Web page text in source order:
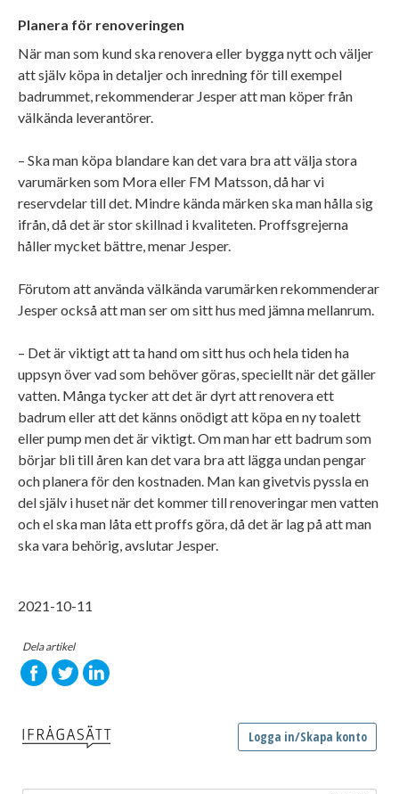
Planera för renoveringen
När man som kund ska renovera eller bygga nytt och väljer
att själv köpa in detaljer och inredning för till exempel
badrummet, rekommenderar Jesper att man köper från
välkända leverantörer.
– Ska man köpa blandare kan det vara bra att välja stora
varumärken som Mora eller FM Matsson, då har vi
reservdelar till det. Mindre kända märken ska man hålla sig
ifrån, då det är stor skillnad i kvaliteten. Proffsgrejerna
håller mycket bättre, menar Jesper.
Förutom att använda välkända varumärken rekommenderar
Jesper också att man ser om sitt hus med jämna mellanrum.
– Det är viktigt att ta hand om sitt hus och hela tiden ha
uppsyn över vad som behöver göras, speciellt när det gäller
vatten. Många tycker att det är dyrt att renovera ett
badrum eller att det känns onödigt att köpa en ny toalett
eller pump men det är viktigt. Om man har ett badrum som
börjar bli till åren kan det vara bra att lägga undan pengar
och planera för den kostnaden. Man kan givetvis pyssla en
del själv i huset när det kommer till renoveringar men vatten
och el ska man låta ett proffs göra, då det är lag på att man
ska vara behörig, avslutar Jesper.
2021-10-11
Dela artikel